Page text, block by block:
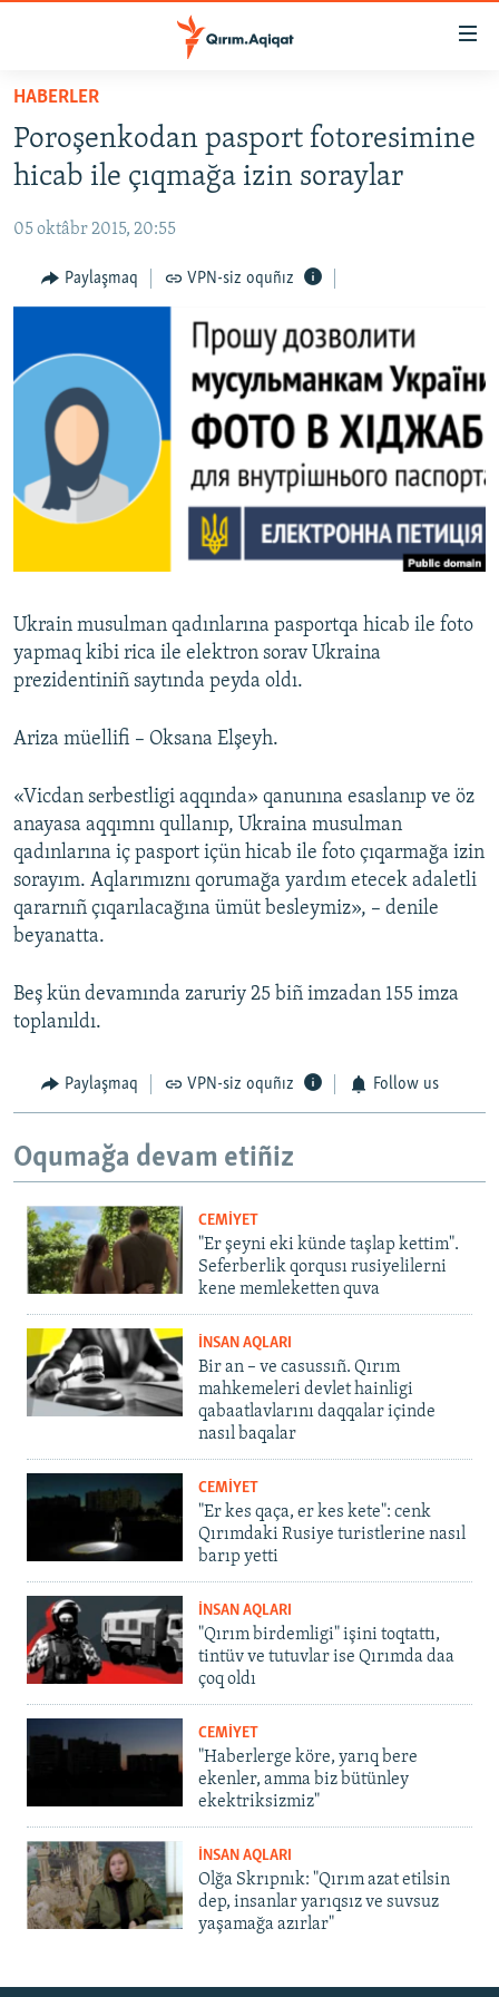
Esas
qaytmaq
Baş
qaytmaq
qaytmaq
SİYASET
CEMİYET
MEDENİYET
VİDEO
SÜRET
BLOGLAR
FİKİR
Українською
QOŞULIÑIZ!
RFE/RS bütün saytları
HABERLER
Poroşenkodan pasport fotoresimine
hicab ile çıqmağa izin soraylar
05 oktâbr 2015, 20:55
Paylaşmaq VPN-siz oquñız
Ukrain musulman qadınlarına pasportqa hicab ile foto
yapmaq kibi rica ile elektron sorav Ukraina
prezidentiniñ saytında peyda oldı.
Ariza müellifi – Oksana Elşeyh.
«Vicdan sеrbestligi aqqında» qanunına esaslanıp ve öz
anayasa aqqımnı qullanıp, Ukraina musulman
qadınlarına iç pasport içün hicab ile foto çıqarmağa izin
sorayım. Aqlarımıznı qorumağa yardım etecek adaletli
qararnıñ çıqarılacağına ümüt besleymiz», – denile
beyanatta.
Beş kün devamında zaruriy 25 biñ imzadan 155 imza
toplanıldı.
Paylaşmaq VPN-siz oquñız Follow us
Oqumağa devam etiñiz
CEMİYET
"Er şeyni eki künde taşlap kettim".
Seferberlik qorqusı rusiyelilerni
kene memleketten quva
İNSAN AQLARI
Bir an – ve casussıñ. Qırım
mahkemeleri devlet hainligi
qabaatlavlarını daqqalar içinde
nasıl baqalar
CEMİYET
"Er kes qaça, er kes kete": cenk
Qırımdaki Rusiye turistlerine nasıl
barıp yetti
İNSAN AQLARI
"Qırım birdemligi" işini toqtattı,
tintüv ve tutuvlar ise Qırımda daa
çoq oldı
CEMİYET
"Haberlerge köre, yarıq bere
ekenler, amma biz bütünley
ekektriksizmiz"
İNSAN AQLARI
Olğa Skrıpnık: "Qırım azat etilsin
dep, insanlar yarıqsız ve suvsuz
yaşamağa azırlar"